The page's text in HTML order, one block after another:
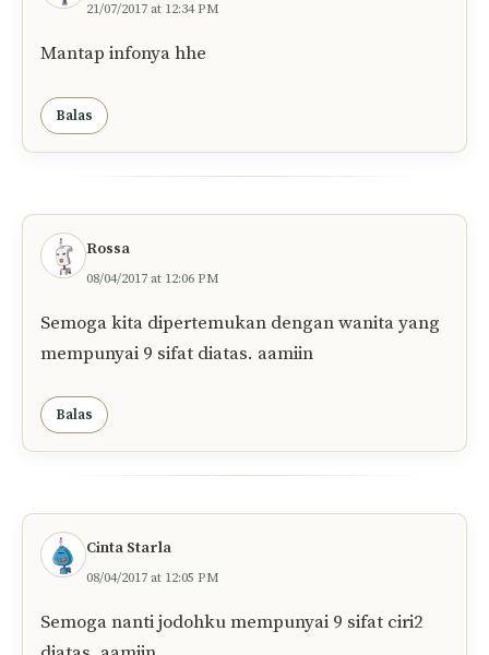
21/07/2017 at 12:34 PM
Mantap infonya hhe
Balas
Rossa
08/04/2017 at 12:06 PM
Semoga kita dipertemukan dengan wanita yang
mempunyai 9 sifat diatas. aamiin
Balas
Cinta Starla
08/04/2017 at 12:05 PM
Semoga nanti jodohku mempunyai 9 sifat ciri2